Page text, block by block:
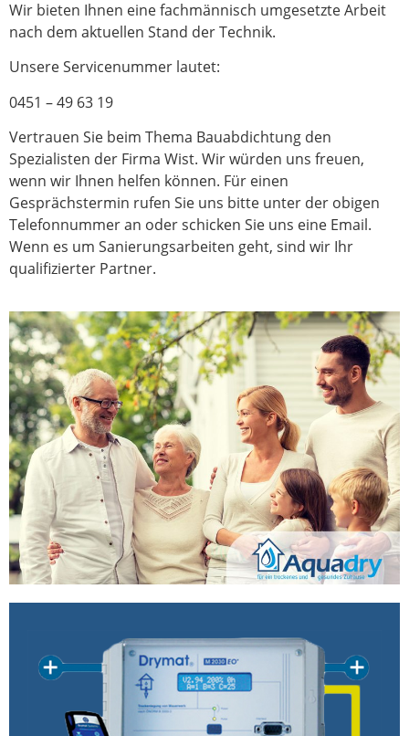
Wir bieten Ihnen eine fachmännisch umgesetzte Arbeit
nach dem aktuellen Stand der Technik.
Unsere Servicenummer lautet:
0451 – 49 63 19
Vertrauen Sie beim Thema Bauabdichtung den
Spezialisten der Firma Wist. Wir würden uns freuen,
wenn wir Ihnen helfen können. Für einen
Gesprächstermin rufen Sie uns bitte unter der obigen
Telefonnummer an oder schicken Sie uns eine Email.
Wenn es um Sanierungsarbeiten geht, sind wir Ihr
qualifizierter Partner.